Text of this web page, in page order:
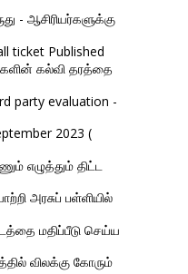
- ஆசிரியர்களுக்கு
ticket Published
கல்வி தரத்தை
party evaluation -
2023 (
எழுத்தும் திட்ட
அரசுப் பள்ளியில்
மதிப்பீடு செய்ய
விலக்கு கோரும்